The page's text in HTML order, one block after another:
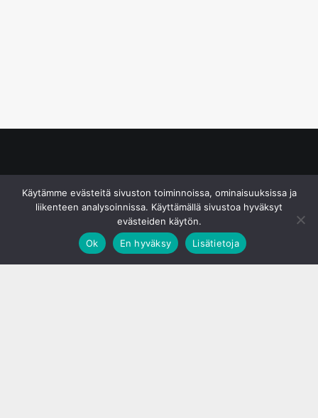
Käytämme evästeitä sivuston toiminnoissa, ominaisuuksissa ja
liikenteen analysoinnissa. Käyttämällä sivustoa hyväksyt
evästeiden käytön.
Ok
En hyväksy Lisätietoja